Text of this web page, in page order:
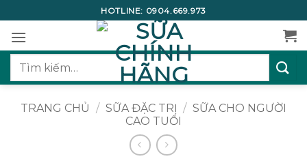
qua
nội
dung
HOTLINE: 0904.669.973
Tìm
TRANG CHỦ / SỮA ĐẶC TRỊ / SỮA CHO NGƯỜI
CAO TUỔI